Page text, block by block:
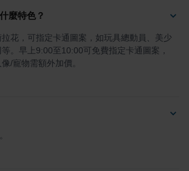
麼特色？
花，可指定卡通圖案，如玩具總動員、美少
。早上9:00至10:00可免費指定卡通圖案，
/寵物需額外加價。